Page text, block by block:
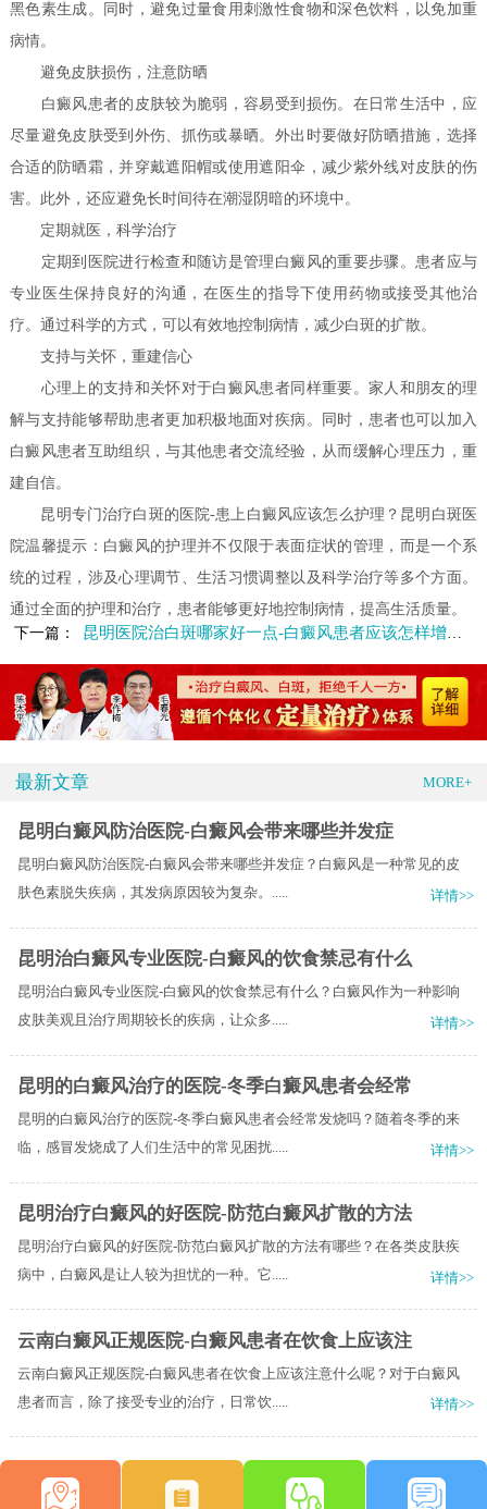
黑色素生成。同时，避免过量食用刺激性食物和深色饮料，以免加重
病情。
避免皮肤损伤，注意防晒
白癜风患者的皮肤较为脆弱，容易受到损伤。在日常生活中，应
尽量避免皮肤受到外伤、抓伤或暴晒。外出时要做好防晒措施，选择
合适的防晒霜，并穿戴遮阳帽或使用遮阳伞，减少紫外线对皮肤的伤
害。此外，还应避免长时间待在潮湿阴暗的环境中。
定期就医，科学治疗
定期到医院进行检查和随访是管理白癜风的重要步骤。患者应与
专业医生保持良好的沟通，在医生的指导下使用药物或接受其他治
疗。通过科学的方式，可以有效地控制病情，减少白斑的扩散。
支持与关怀，重建信心
心理上的支持和关怀对于白癜风患者同样重要。家人和朋友的理
解与支持能够帮助患者更加积极地面对疾病。同时，患者也可以加入
白癜风患者互助组织，与其他患者交流经验，从而缓解心理压力，重
建自信。
昆明专门治疗白斑的医院-患上白癜风应该怎么护理？昆明白斑医
院温馨提示：白癜风的护理并不仅限于表面症状的管理，而是一个系
统的过程，涉及心理调节、生活习惯调整以及科学治疗等多个方面。
通过全面的护理和治疗，患者能够更好地控制病情，提高生活质量。
下一篇：
昆明医院治白斑哪家好一点-白癜风患者应该怎样增强免疫力
最新文章 MORE+
昆明白癜风防治医院-白癜风会带来哪些并发症
昆明白癜风防治医院-白癜风会带来哪些并发症？白癜风是一种常见的皮
肤色素脱失疾病，其发病原因较为复杂。.....
详情>>
昆明治白癜风专业医院-白癜风的饮食禁忌有什么
昆明治白癜风专业医院-白癜风的饮食禁忌有什么？白癜风作为一种影响
皮肤美观且治疗周期较长的疾病，让众多.....
详情>>
昆明的白癜风治疗的医院-冬季白癜风患者会经常
昆明的白癜风治疗的医院-冬季白癜风患者会经常发烧吗？随着冬季的来
临，感冒发烧成了人们生活中的常见困扰.....
详情>>
昆明治疗白癜风的好医院-防范白癜风扩散的方法
昆明治疗白癜风的好医院-防范白癜风扩散的方法有哪些？在各类皮肤疾
病中，白癜风是让人较为担忧的一种。它.....
详情>>
云南白癜风正规医院-白癜风患者在饮食上应该注
云南白癜风正规医院-白癜风患者在饮食上应该注意什么呢？对于白癜风
患者而言，除了接受专业的治疗，日常饮.....
详情>>